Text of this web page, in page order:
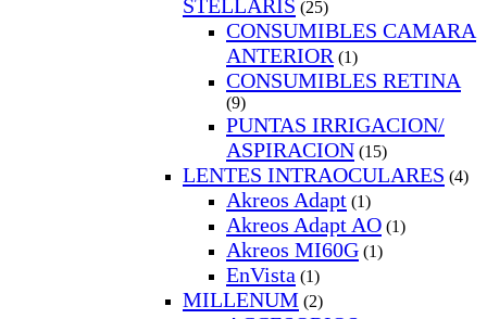
STELLARIS (25)
CONSUMIBLES CAMARA
ANTERIOR (1)
CONSUMIBLES RETINA
(9)
PUNTAS IRRIGACION/
ASPIRACION (15)
LENTES INTRAOCULARES (4)
Akreos Adapt (1)
Akreos Adapt AO (1)
Akreos MI60G (1)
EnVista (1)
MILLENUM (2)